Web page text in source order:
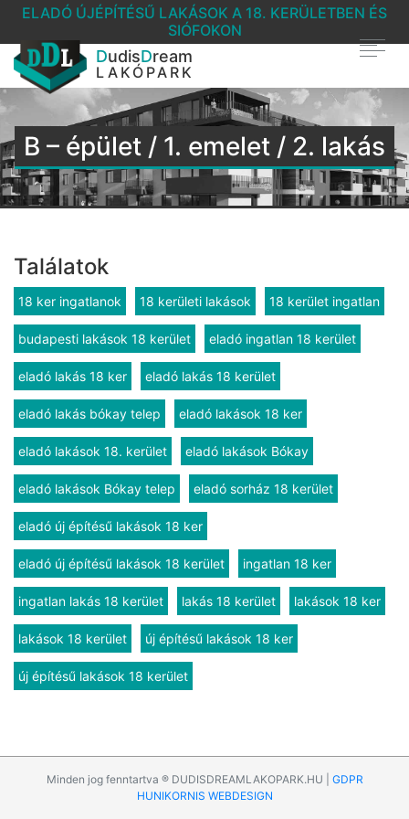
ELADÓ ÚJÉPÍTÉSŰ LAKÁSOK A 18. KERÜLETBEN ÉS
SIÓFOKON
DudisDream
LAKÓPARK
B – épület / 1. emelet / 2. lakás
Találatok
18 ker ingatlanok 18 kerületi lakások 18 kerület ingatlan
budapesti lakások 18 kerület eladó ingatlan 18 kerület
eladó lakás 18 ker eladó lakás 18 kerület
eladó lakás bókay telep eladó lakások 18 ker
eladó lakások 18. kerület eladó lakások Bókay
eladó lakások Bókay telep eladó sorház 18 kerület
eladó új építésű lakások 18 ker
eladó új építésű lakások 18 kerület ingatlan 18 ker
ingatlan lakás 18 kerület lakás 18 kerület lakások 18 ker
lakások 18 kerület új építésű lakások 18 ker
új építésű lakások 18 kerület
Minden jog fenntartva ® DUDISDREAMLAKOPARK.HU | GDPR
HUNIKORNIS WEBDESIGN